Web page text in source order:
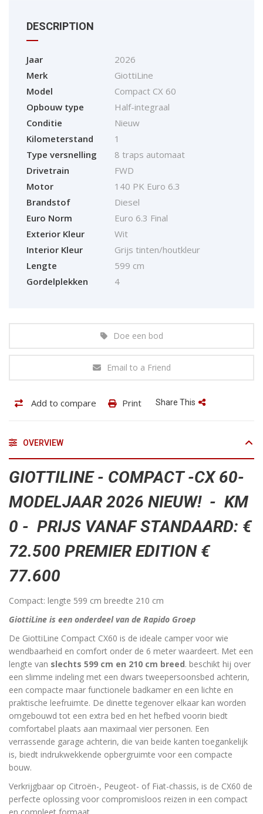
DESCRIPTION
Jaar
2026
Merk
GiottiLine
Model
Compact CX 60
Opbouw type
Half-integraal
Conditie
Nieuw
Kilometerstand
1
Type versnelling
8 traps automaat
Drivetrain
FWD
Motor
140 PK Euro 6.3
Brandstof
Diesel
Euro Norm
Euro 6.3 Final
Exterior Kleur
Wit
Interior Kleur
Grijs tinten/houtkleur
Lengte
599 cm
Gordelplekken
4
Doe een bod
Email to a Friend
Add to compare Print Share This
OVERVIEW
GIOTTILINE - COMPACT -CX 60-
MODELJAAR 2026 NIEUW! - KM
0 - PRIJS VANAF STANDAARD: €
72.500 PREMIER EDITION €
77.600
Compact: lengte 599 cm breedte 210 cm
GiottiLine is een onderdeel van de Rapido Groep
De GiottiLine Compact CX60 is de ideale camper voor wie
wendbaarheid en comfort onder de 6 meter waardeert. Met een
lengte van slechts 599 cm en 210 cm breed. beschikt hij over
een slimme indeling met een dwars tweepersoonsbed achterin,
een compacte maar functionele badkamer en een lichte en
praktische leefruimte. De dinette tegenover elkaar kan worden
omgebouwd tot een extra bed en het hefbed voorin biedt
comfortabel plaats aan maximaal vier personen. Een
verrassende garage achterin, die van beide kanten toegankelijk
is, biedt indrukwekkende opbergruimte voor een compacte
bouw.
​​Verkrijgbaar op Citroën-, Peugeot- of Fiat-chassis, is de CX60 de
perfecte oplossing voor compromisloos reizen in een compact